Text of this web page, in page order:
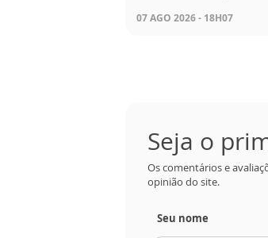
07 AGO 2026 - 18H07
Seja o
Os comentários e
opinião do site.
Seu nome